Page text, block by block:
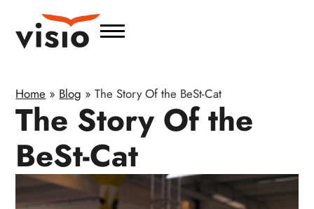
Home » Blog »The Story Of the BeSt-Cat
The Story Of the
BeSt-Cat